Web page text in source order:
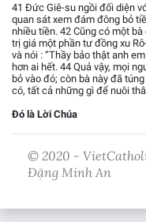
41 Đức Giê-su ngồi đối diện
quan sát xem đám đông bỏ
nhiều tiền. 42 Cũng có một
trị giá một phần tư đồng xu
và nói : “Thầy bảo thật anh
hơn ai hết. 44 Quả vậy, mọi
bỏ vào đó; còn bà này đã
có, tất cả những gì để nuôi
Đó là Lời Chúa
© 2020 -
Đặng Minh An